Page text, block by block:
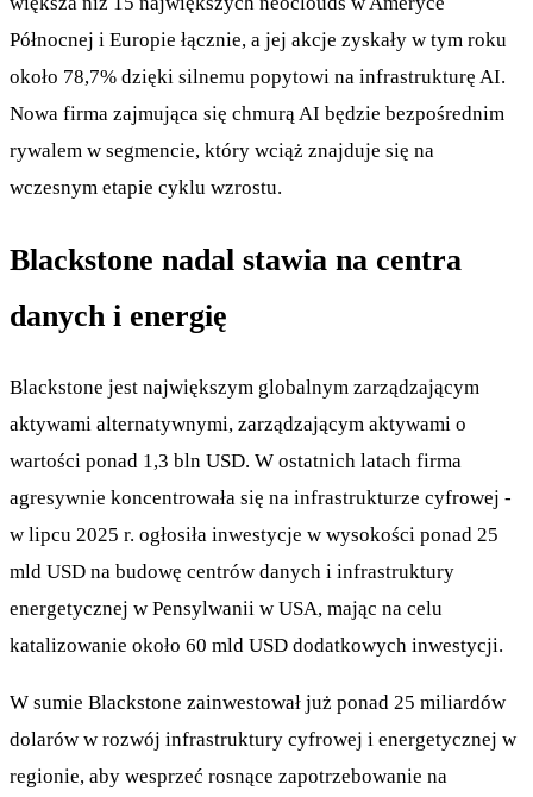
Północnej i Europie łącznie, a jej akcje zyskały w tym roku
około 78,7% dzięki silnemu popytowi na infrastrukturę AI.
Nowa firma zajmująca się chmurą AI będzie bezpośrednim
rywalem w segmencie, który wciąż znajduje się na
wczesnym etapie cyklu wzrostu.
Blackstone nadal stawia na centra
danych i energię
Blackstone jest największym globalnym zarządzającym
aktywami alternatywnymi, zarządzającym aktywami o
wartości ponad 1,3 bln USD. W ostatnich latach firma
agresywnie koncentrowała się na infrastrukturze cyfrowej -
w lipcu 2025 r. ogłosiła inwestycje w wysokości ponad 25
mld USD na budowę centrów danych i infrastruktury
energetycznej w Pensylwanii w USA, mając na celu
katalizowanie około 60 mld USD dodatkowych inwestycji.
W sumie Blackstone zainwestował już ponad 25 miliardów
dolarów w rozwój infrastruktury cyfrowej i energetycznej w
regionie, aby wesprzeć rosnące zapotrzebowanie na